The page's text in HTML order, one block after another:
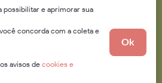
Todos os direitos reservados
possibilitar e aprimorar sua
concorda com a coleta e
avisos de cookies e
Ok